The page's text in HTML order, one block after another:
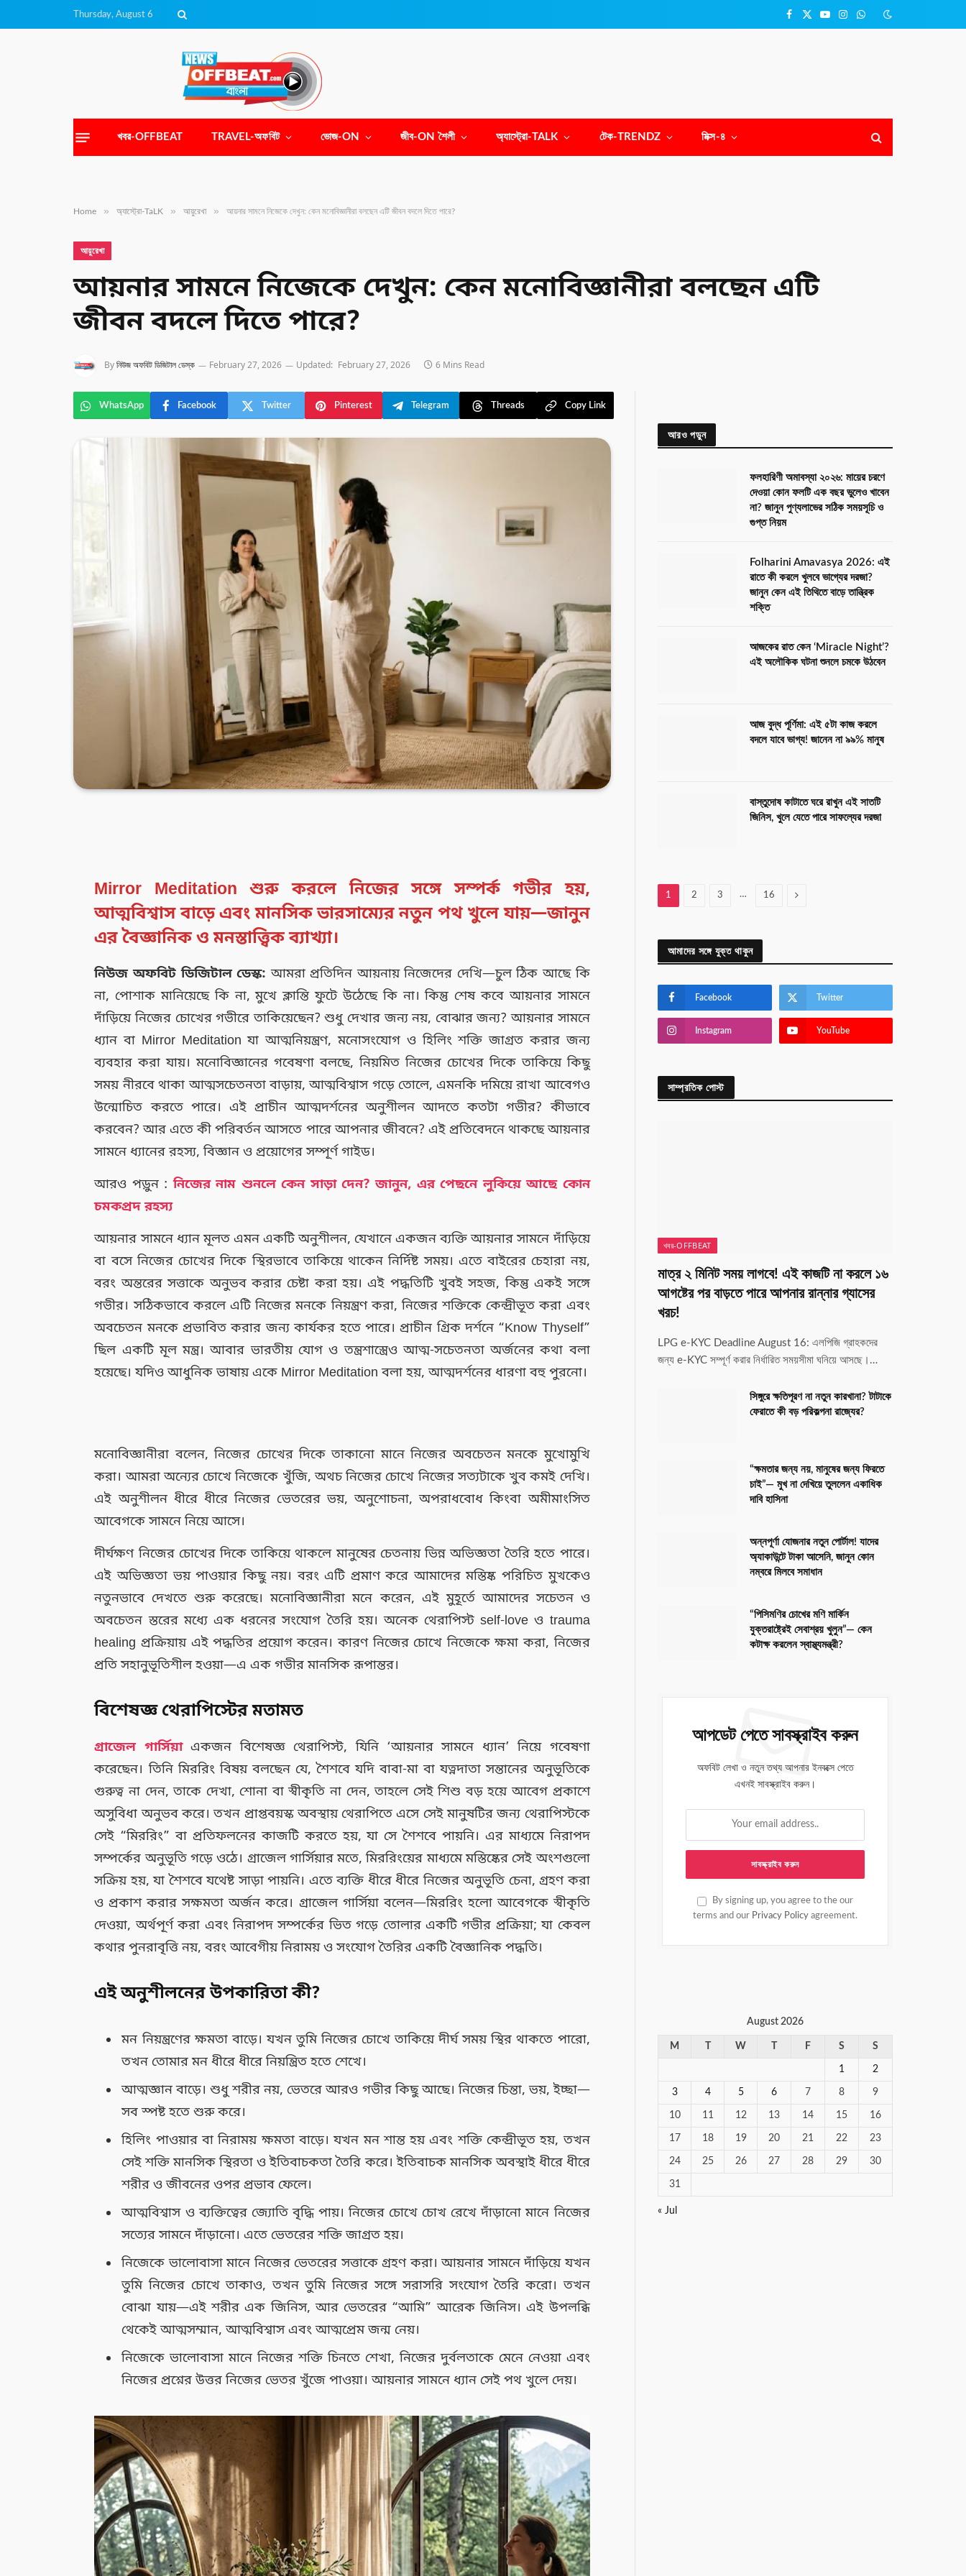
Thursday, August 6
Facebook
X
YouTubeInstagram
WhatsApp
খবর-OFFBEAT TRAVEL-অফবিট ভোজ-ON জীব-ON শৈলী অ্যাস্ট্রো-TALK টেক-TRENDZ মিক্স-৪
Home » অ্যাস্ট্রো-TaLK » আয়ুরেখা » আয়নার সামনে নিজেকে দেখুন: কেন মনোবিজ্ঞানীরা বলছেন এটি জীবন বদলে দিতে পারে?
আয়ুরেখা
আয়নার সামনে নিজেকে দেখুন: কেন মনোবিজ্ঞানীরা বলছেন এটি
জীবন বদলে দিতে পারে?
Byনিউজ অফবিট ডিজিটাল ডেস্ক February 27, 2026 Updated: February 27, 2026 6 Mins Read
WhatsApp Facebook Twitter Pinterest Telegram Threads Copy Link
Mirror Meditation শুরু করলে নিজের সঙ্গে সম্পর্ক গভীর হয়,
আত্মবিশ্বাস বাড়ে এবং মানসিক ভারসাম্যের নতুন পথ খুলে যায়—জানুন
এর বৈজ্ঞানিক ও মনস্তাত্ত্বিক ব্যাখ্যা।
নিউজ অফবিট ডিজিটাল ডেস্ক:আমরা প্রতিদিন আয়নায় নিজেদের দেখি—চুল ঠিক আছে কি
না, পোশাক মানিয়েছে কি না, মুখে ক্লান্তি ফুটে উঠেছে কি না। কিন্তু শেষ কবে আয়নার সামনে
দাঁড়িয়ে নিজের চোখের গভীরে তাকিয়েছেন? শুধু দেখার জন্য নয়, বোঝার জন্য? আয়নার সামনে
ধ্যান বা Mirror Meditation যা আত্মনিয়ন্ত্রণ, মনোসংযোগ ও হিলিং শক্তি জাগ্রত করার জন্য
ব্যবহার করা যায়। মনোবিজ্ঞানের গবেষণা বলছে, নিয়মিত নিজের চোখের দিকে তাকিয়ে কিছু
সময় নীরবে থাকা আত্মসচেতনতা বাড়ায়, আত্মবিশ্বাস গড়ে তোলে, এমনকি দমিয়ে রাখা আবেগও
উন্মোচিত করতে পারে। এই প্রাচীন আত্মদর্শনের অনুশীলন আদতে কতটা গভীর? কীভাবে
করবেন? আর এতে কী পরিবর্তন আসতে পারে আপনার জীবনে? এই প্রতিবেদনে থাকছে আয়নার
সামনে ধ্যানের রহস্য, বিজ্ঞান ও প্রয়োগের সম্পূর্ণ গাইড।
আরও পড়ুন : নিজের নাম শুনলে কেন সাড়া দেন? জানুন, এর পেছনে লুকিয়ে আছে কোন
চমকপ্রদ রহস্য
আয়নার সামনে ধ্যান মূলত এমন একটি অনুশীলন, যেখানে একজন ব্যক্তি আয়নার সামনে দাঁড়িয়ে
বা বসে নিজের চোখের দিকে স্থিরভাবে তাকিয়ে থাকেন নির্দিষ্ট সময়। এতে বাইরের চেহারা নয়,
বরং অন্তরের সত্তাকে অনুভব করার চেষ্টা করা হয়। এই পদ্ধতিটি খুবই সহজ, কিন্তু একই সঙ্গে
গভীর। সঠিকভাবে করলে এটি নিজের মনকে নিয়ন্ত্রণ করা, নিজের শক্তিকে কেন্দ্রীভূত করা এবং
অবচেতন মনকে প্রভাবিত করার জন্য কার্যকর হতে পারে। প্রাচীন গ্রিক দর্শনে “Know Thyself”
ছিল একটি মূল মন্ত্র। আবার ভারতীয় যোগ ও তন্ত্রশাস্ত্রেও আত্ম-সচেতনতা অর্জনের কথা বলা
হয়েছে। যদিও আধুনিক ভাষায় একে Mirror Meditation বলা হয়, আত্মদর্শনের ধারণা বহু পুরনো।
মনোবিজ্ঞানীরা বলেন, নিজের চোখের দিকে তাকানো মানে নিজের অবচেতন মনকে মুখোমুখি
করা। আমরা অন্যের চোখে নিজেকে খুঁজি, অথচ নিজের চোখে নিজের সত্যটাকে খুব কমই দেখি।
এই অনুশীলন ধীরে ধীরে নিজের ভেতরের ভয়, অনুশোচনা, অপরাধবোধ কিংবা অমীমাংসিত
আবেগকে সামনে নিয়ে আসে।
দীর্ঘক্ষণ নিজের চোখের দিকে তাকিয়ে থাকলে মানুষের চেতনায় ভিন্ন অভিজ্ঞতা তৈরি হতে পারে।
এই অভিজ্ঞতা ভয় পাওয়ার কিছু নয়। বরং এটি প্রমাণ করে আমাদের মস্তিষ্ক পরিচিত মুখকেও
নতুনভাবে দেখতে শুরু করেছে। মনোবিজ্ঞানীরা মনে করেন, এই মুহূর্তে আমাদের সচেতন ও
অবচেতন স্তরের মধ্যে এক ধরনের সংযোগ তৈরি হয়। অনেক থেরাপিস্ট self-love ও trauma
healing প্রক্রিয়ায় এই পদ্ধতির প্রয়োগ করেন। কারণ নিজের চোখে নিজেকে ক্ষমা করা, নিজের
প্রতি সহানুভূতিশীল হওয়া—এ এক গভীর মানসিক রূপান্তর।
বিশেষজ্ঞ থেরাপিস্টের মতামত
গ্রাজেল গার্সিয়াএকজন বিশেষজ্ঞ থেরাপিস্ট, যিনি ‘আয়নার সামনে ধ্যান’ নিয়ে গবেষণা
করেছেন। তিনি মিররিং বিষয় বলছেন যে, শৈশবে যদি বাবা-মা বা যত্নদাতা সন্তানের অনুভূতিকে
গুরুত্ব না দেন, তাকে দেখা, শোনা বা স্বীকৃতি না দেন, তাহলে সেই শিশু বড় হয়ে আবেগ প্রকাশে
অসুবিধা অনুভব করে। তখন প্রাপ্তবয়স্ক অবস্থায় থেরাপিতে এসে সেই মানুষটির জন্য থেরাপিস্টকে
সেই “মিররিং” বা প্রতিফলনের কাজটি করতে হয়, যা সে শৈশবে পায়নি। এর মাধ্যমে নিরাপদ
সম্পর্কের অনুভূতি গড়ে ওঠে। গ্রাজেল গার্সিয়ার মতে, মিররিংয়ের মাধ্যমে মস্তিষ্কের সেই অংশগুলো
সক্রিয় হয়, যা শৈশবে যথেষ্ট সাড়া পায়নি। এতে ব্যক্তি ধীরে ধীরে নিজের অনুভূতি চেনা, গ্রহণ করা
ও প্রকাশ করার সক্ষমতা অর্জন করে। গ্রাজেল গার্সিয়া বলেন—মিররিং হলো আবেগকে স্বীকৃতি
দেওয়া, অর্থপূর্ণ করা এবং নিরাপদ সম্পর্কের ভিত গড়ে তোলার একটি গভীর প্রক্রিয়া; যা কেবল
কথার পুনরাবৃত্তি নয়, বরং আবেগীয় নিরাময় ও সংযোগ তৈরির একটি বৈজ্ঞানিক পদ্ধতি।
এই অনুশীলনের উপকারিতা কী?
মন নিয়ন্ত্রণের ক্ষমতা বাড়ে। যখন তুমি নিজের চোখে তাকিয়ে দীর্ঘ সময় স্থির থাকতে পারো,
তখন তোমার মন ধীরে ধীরে নিয়ন্ত্রিত হতে শেখে।
আত্মজ্ঞান বাড়ে। শুধু শরীর নয়, ভেতরে আরও গভীর কিছু আছে। নিজের চিন্তা, ভয়, ইচ্ছা—
সব স্পষ্ট হতে শুরু করে।
হিলিং পাওয়ার বা নিরাময় ক্ষমতা বাড়ে। যখন মন শান্ত হয় এবং শক্তি কেন্দ্রীভূত হয়, তখন
সেই শক্তি মানসিক স্থিরতা ও ইতিবাচকতা তৈরি করে। ইতিবাচক মানসিক অবস্থাই ধীরে ধীরে
শরীর ও জীবনের ওপর প্রভাব ফেলে।
আত্মবিশ্বাস ও ব্যক্তিত্বের জ্যোতি বৃদ্ধি পায়। নিজের চোখে চোখ রেখে দাঁড়ানো মানে নিজের
সত্যের সামনে দাঁড়ানো। এতে ভেতরের শক্তি জাগ্রত হয়।
নিজেকে ভালোবাসা মানে নিজের ভেতরের সত্তাকে গ্রহণ করা। আয়নার সামনে দাঁড়িয়ে যখন
তুমি নিজের চোখে তাকাও, তখন তুমি নিজের সঙ্গে সরাসরি সংযোগ তৈরি করো। তখন
বোঝা যায়—এই শরীর এক জিনিস, আর ভেতরের “আমি” আরেক জিনিস। এই উপলব্ধি
থেকেই আত্মসম্মান, আত্মবিশ্বাস এবং আত্মপ্রেম জন্ম নেয়।
নিজেকে ভালোবাসা মানে নিজের শক্তি চিনতে শেখা, নিজের দুর্বলতাকে মেনে নেওয়া এবং
নিজের প্রশ্নের উত্তর নিজের ভেতর খুঁজে পাওয়া। আয়নার সামনে ধ্যান সেই পথ খুলে দেয়।
আরও পড়ুন
ফলহারিণী অমাবস্যা ২০২৬: মায়ের চরণে
দেওয়া কোন ফলটি এক বছর ভুলেও খাবেন
না? জানুন পুণ্যলাভের সঠিক সময়সূচি ও
গুপ্ত নিয়ম
Folharini Amavasya 2026: এই
রাতে কী করলে খুলবে ভাগ্যের দরজা?
জানুন কেন এই তিথিতে বাড়ে তান্ত্রিক
শক্তি
আজকের রাত কেন ‘Miracle Night’?
এই অলৌকিক ঘটনা শুনলে চমকে উঠবেন
আজ বুদ্ধ পূর্ণিমা: এই ৫টা কাজ করলে
বদলে যাবে ভাগ্য! জানেন না ৯৯% মানুষ
বাস্তুদোষ কাটাতে ঘরে রাখুন এই সাতটি
জিনিস, খুলে যেতে পারে সাফল্যের দরজা
1 2 3 … 16 Next
আমাদের সঙ্গে যুক্ত থাকুন
Facebook Twitter
Instagram YouTube
সাম্প্রতিক পোস্ট
খবর-OFFBEAT
মাত্র ২ মিনিট সময় লাগবে! এই কাজটি না করলে ১৬
আগষ্টের পর বাড়তে পারে আপনার রান্নার গ্যাসের
খরচ!
LPG e-KYC Deadline August 16: এলপিজি গ্রাহকদের
জন্য e-KYC সম্পূর্ণ করার নির্ধারিত সময়সীমা ঘনিয়ে আসছে।…
সিঙ্গুরে ক্ষতিপূরণ না নতুন কারখানা? টাটাকে
ফেরাতে কী বড় পরিকল্পনা রাজ্যের?
“ক্ষমতার জন্য নয়, মানুষের জন্য ফিরতে
চাই”— মুখ না দেখিয়ে তুললেন একাধিক
দাবি হাসিনা
অন্নপূর্ণা যোজনার নতুন পোর্টাল! যাদের
অ্যাকাউন্টে টাকা আসেনি, জানুন কোন
নম্বরে মিলবে সমাধান
“পিসিমণির চোখের মণি মার্কিন
যুক্তরাষ্ট্রেই সেবাশ্রয় খুলুন”— কেন
কটাক্ষ করলেন স্বাস্থ্যমন্ত্রী?
আপডেট পেতে সাবস্ক্রাইব করুন
অফবিট লেখা ও নতুন তথ্য আপনার ইনবক্সে পেতে
এখনই সাবস্ক্রাইব করুন।
By signing up, you agree to the our
terms and our Privacy Policy agreement.
August 2026
M W F S S
1 2
3 4 5 6 7 8 9
10 11 12 13 14 15 16
17 18 19 20 21 22 23
24 25 26 27 28 29 30
31
« Jul